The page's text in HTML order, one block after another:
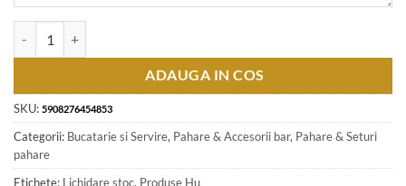
ADAUGA IN COS
SKU: 5908276454853
Categorii: Bucatarie si Servire, Pahare & Accesorii bar, Pahare & Seturi
pahare
Etichete: Lichidare stoc, Produse Hu